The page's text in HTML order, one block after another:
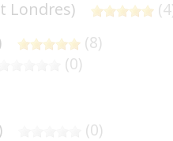
Londres)
(8)
(0)
(0)